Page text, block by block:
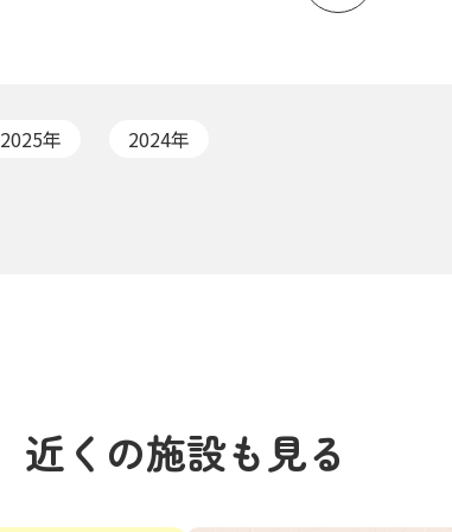
2025年 2024年
近くの施設も見る